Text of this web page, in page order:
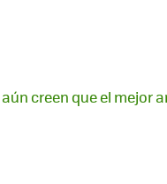
creen que el mejor